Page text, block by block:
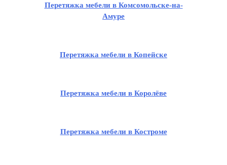
Перетяжка мебели в Комсомольске-на-
Амуре
Перетяжка мебели в Копейске
Перетяжка мебели в Королёве
Перетяжка мебели в Костроме